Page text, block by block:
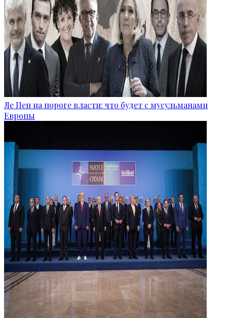
Ле Пен на пороге власти: что будет с мусульманами
Европы